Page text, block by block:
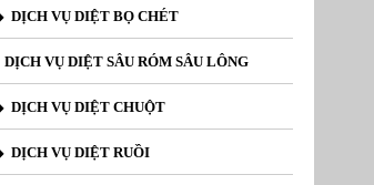
DỊCH VỤ DIỆT BỌ CHÉT
DỊCH VỤ DIỆT SÂU RÓM SÂU LÔNG
DỊCH VỤ DIỆT CHUỘT
DỊCH VỤ DIỆT RUỒI